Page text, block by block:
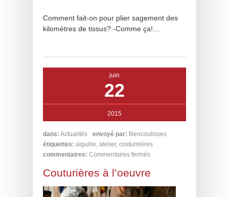
Comment fait-on pour plier sagement des
kilomètres de tissus? -Comme ça!…
juin
22
2015
dans: Actualités envoyé par: filencoulisses
étiquettes: aiguille, atelier, costumières
commentaires: Commentaires fermés
Couturières à l’oeuvre